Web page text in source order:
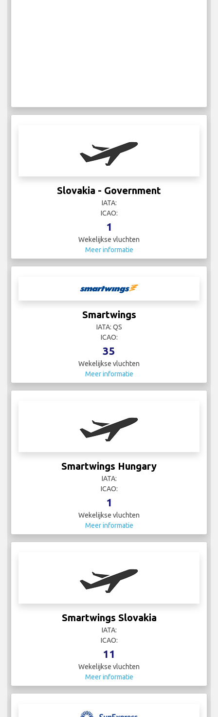
Slovakia - Government
IATA:
ICAO:
1
Wekelijkse vluchten
Meer informatie
Smartwings
IATA: QS
ICAO:
35
Wekelijkse vluchten
Meer informatie
Smartwings Hungary
IATA:
ICAO:
1
Wekelijkse vluchten
Meer informatie
Smartwings Slovakia
IATA:
ICAO:
11
Wekelijkse vluchten
Meer informatie